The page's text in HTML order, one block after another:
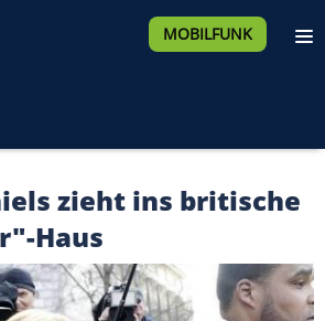
MOBILFUNK
zieht ins britische
Haus